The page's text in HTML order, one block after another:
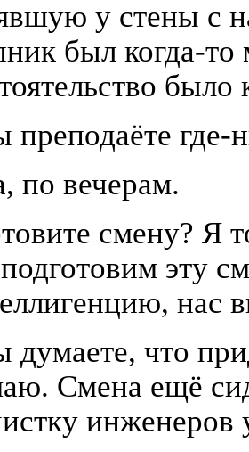
у стены с
был когда-то
преподаёте где-
по вечерам.
смену? Я
эту
нас
думаете, что
Смена ещё
инженеров